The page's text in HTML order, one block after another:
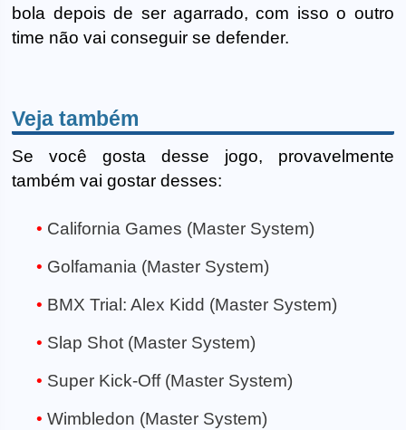
bola depois de ser agarrado, com isso o outro
time não vai conseguir se defender.
Veja também
Se você gosta desse jogo, provavelmente
também vai gostar desses:
California Games (Master System)
Golfamania (Master System)
BMX Trial: Alex Kidd (Master System)
Slap Shot (Master System)
Super Kick-Off (Master System)
Wimbledon (Master System)